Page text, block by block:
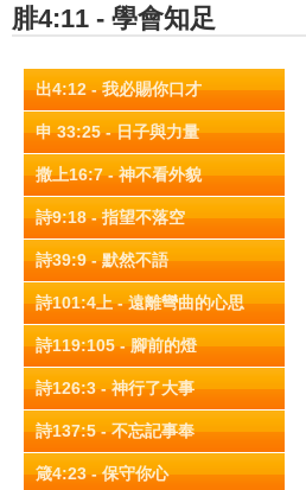
腓4:11 - 學會知足
出4:12 - 我必賜你口才
申 33:25 - 日子與力量
撒上16:7 - 神不看外貌
詩9:18 - 指望不落空
詩39:9 - 默然不語
詩101:4上 - 遠離彎曲的心思
詩119:105 - 腳前的燈
詩126:3 - 神行了大事
詩137:5 - 不忘記事奉
箴4:23 - 保守你心